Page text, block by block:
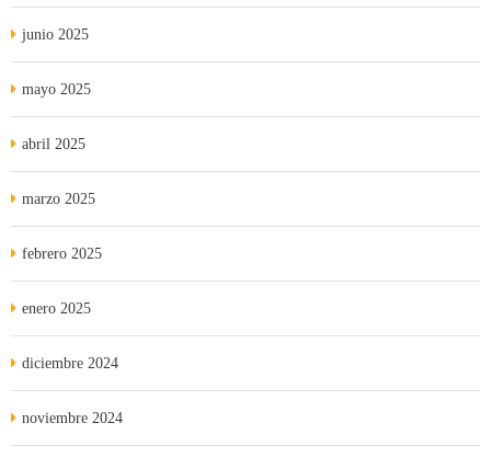
junio 2025
mayo 2025
abril 2025
marzo 2025
febrero 2025
enero 2025
diciembre 2024
noviembre 2024